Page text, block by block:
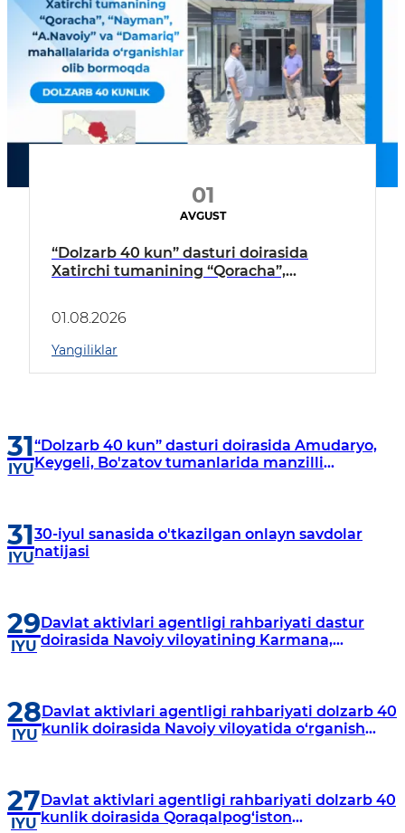
01
AVGUST
“Dolzarb 40 kun” dasturi doirasida
Xatirchi tumanining “Qoracha”,
borildi
01.08.2026
Yangiliklar
31
IYU
“Dolzarb 40 kun” dasturi doirasida Amudaryo,
Keygeli, Bo'zatov tumanlarida manzilli
31
IYU
30-iyul sanasida o'tkazilgan onlayn savdolar
natijasi
29
IYU
Davlat aktivlari agentligi rahbariyati dastur
doirasida Navoiy viloyatining Karmana,
28
IYU
Davlat aktivlari agentligi rahbariyati dolzarb 40
kunlik doirasida Navoiy viloyatida o‘rganish
27
IYU
Davlat aktivlari agentligi rahbariyati dolzarb 40
kunlik doirasida Qoraqalpog‘iston